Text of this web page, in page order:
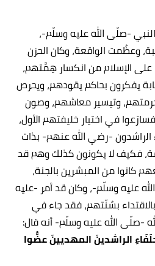
-صلّى الله عليه وسلّم-،
وعظُمت الواقعة، وكان الحزن
الإسلام من انكسار هِمَّتهم،
يفكرون بحاكم يقودهم، ويحرص
وتيسير معاشهم، وصون
في اختيار خليفتهم الأول،
الراشدون -رضي الله عنهم- بذات
فكيف لا يكونون كذلك وهم قد
كانوا من المبشرين بالجنة،
عليه وسلّم-، وكان قد أمر -عليه
بسُنّتهم، فقد جاء في
-صلّى الله عليه وسلّم- أنه قال:
الراشدينَ المهديينَ عضُّوا